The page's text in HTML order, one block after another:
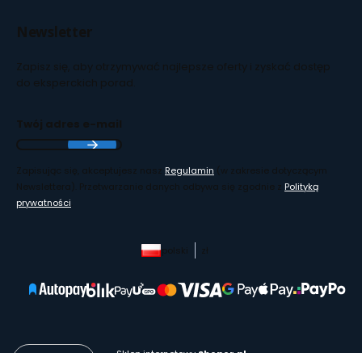
Newsletter
Zapisz się, aby otrzymywać najlepsze oferty i zyskać dostęp
do eksperckich porad.
Twój adres e-mail
Zapisując się, akceptujesz nasz Regulamin (w zakresie dotyczącym
Newslettera). Przetwarzanie danych odbywa się zgodnie z Polityką
prywatności
polski zł